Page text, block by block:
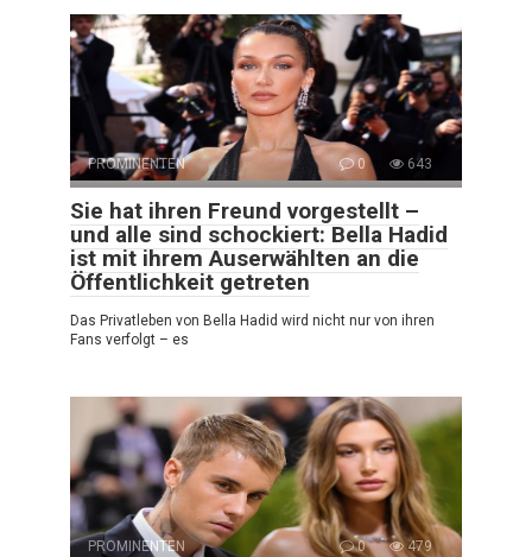
PROMINENTEN 0 643
Sie hat ihren Freund vorgestellt –
und alle sind schockiert: Bella Hadid
ist mit ihrem Auserwählten an die
Öffentlichkeit getreten
Das Privatleben von Bella Hadid wird nicht nur von ihren
Fans verfolgt – es
PROMINENTEN 0 479